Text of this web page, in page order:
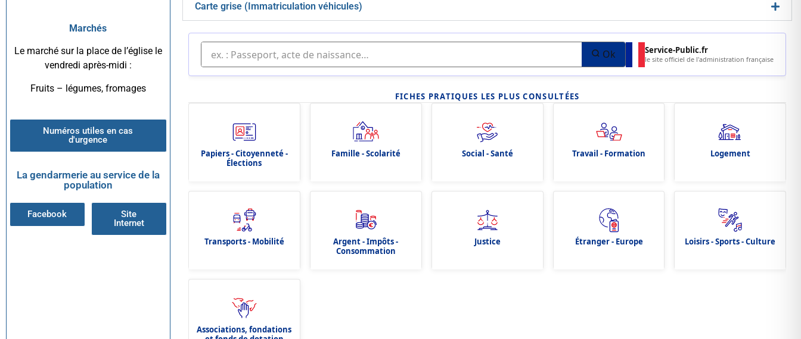
Marchés
Le marché sur la place de l’église le
vendredi après-midi :
Fruits – légumes, fromages
Numéros utiles en cas
d'urgence
La gendarmerie au service de la
population
Facebook
Site
Internet
Carte grise (Immatriculation véhicules)
Ok Service-Public.fr
le site officiel de l'administration française
FICHES PRATIQUES LES PLUS CONSULTÉES
Papiers - Citoyenneté -
Élections
Famille - Scolarité Social - Santé Travail - Formation Logement
Transports - Mobilité
Argent - Impôts -
Consommation
Justice Étranger - Europe Loisirs - Sports - Culture
Associations, fondations